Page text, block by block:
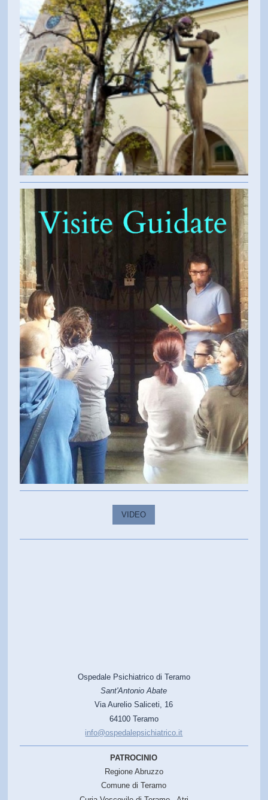
VIDEO
Ospedale Psichiatrico di Teramo
Sant'Antonio Abate
Via Aurelio Saliceti, 16
64100 Teramo
info@ospedalepsichiatrico.it
PATROCINIO
Regione Abruzzo
Comune di Teramo